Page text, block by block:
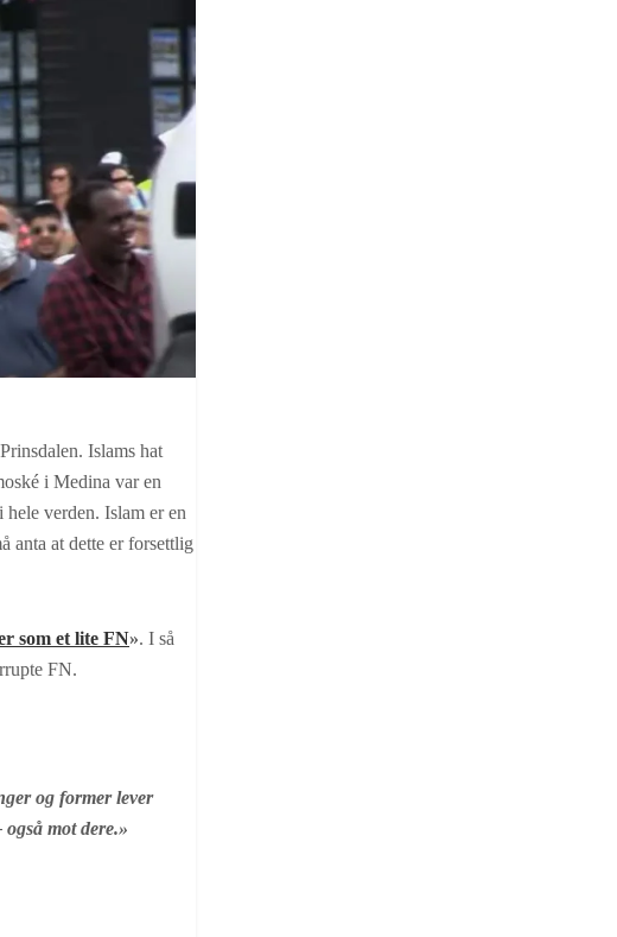
Islams hat
i Medina var en
verden. Islam er en
anta at dette er forsettlig
som et lite FN». I så
FN.
og former lever
mot dere.»